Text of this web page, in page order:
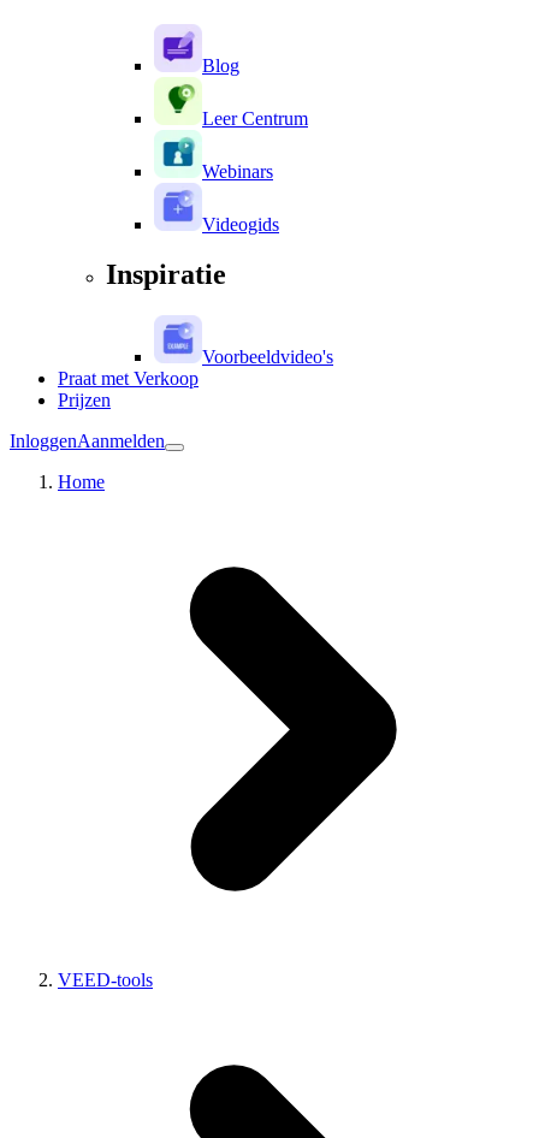
Blog
Leer Centrum
Webinars
Videogids
Inspiratie
Voorbeeldvideo's
Praat met Verkoop
Prijzen
InloggenAanmelden
Home
VEED-tools